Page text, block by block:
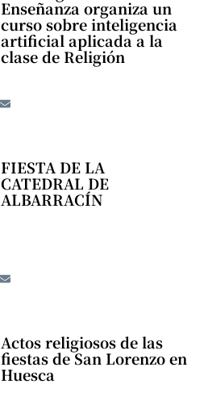
Enseñanza organiza un
curso sobre inteligencia
artificial aplicada a la
clase de Religión
FIESTA DE LA
CATEDRAL DE
ALBARRACÍN
Actos religiosos de las
fiestas de San Lorenzo en
Huesca